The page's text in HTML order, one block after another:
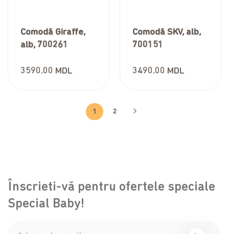
Comodă Giraffe,
alb, 700261
3590.00 MDL
Comodă SKV, alb,
700151
3490.00 MDL
1 2
Înscrieti-vă pentru ofertele speciale
Special Baby!